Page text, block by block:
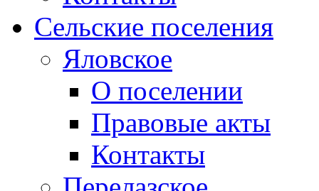
Сельские поселения
Яловское
О поселении
Правовые акты
Контакты